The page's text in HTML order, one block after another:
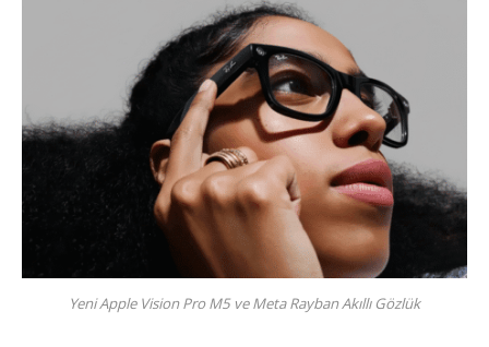
Yeni Apple Vision Pro M5 ve Meta Rayban Akıllı Gözlük